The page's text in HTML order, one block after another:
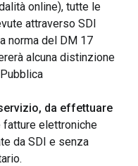
online), tutte le
attraverso SDI
norma del DM 17
alcuna distinzione
da effettuare
fatture elettroniche
da SDI e senza